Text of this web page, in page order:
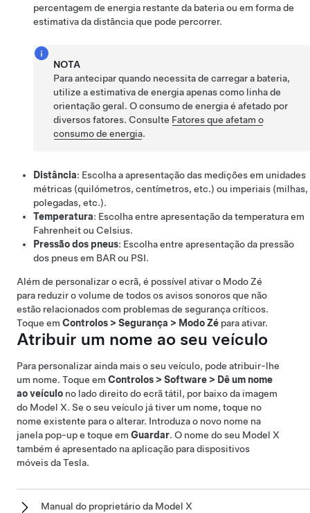
percentagem de energia restante da bateria ou em forma de
estimativa da distância que pode percorrer.
NOTA
Para antecipar quando necessita de carregar a bateria,
utilize a estimativa de energia apenas como linha de
orientação geral. O consumo de energia é afetado por
diversos fatores. Consulte Fatores que afetam o
consumo de energia.
Distância: Escolha a apresentação das medições em unidades
métricas (quilómetros, centímetros, etc.) ou imperiais (milhas,
polegadas, etc.).
Temperatura: Escolha entre apresentação da temperatura em
Fahrenheit ou Celsius.
Pressão dos pneus: Escolha entre apresentação da pressão
dos pneus em BAR ou PSI.
Além de personalizar o ecrã, é possível ativar o Modo Zé
para reduzir o volume de todos os avisos sonoros que não
estão relacionados com problemas de segurança críticos.
Toque em Controlos > Segurança > Modo Zé para ativar.
Atribuir um nome ao seu veículo
Para personalizar ainda mais o seu veículo, pode atribuir-lhe
um nome. Toque em Controlos > Software > Dê um nome
ao veículo no lado direito do ecrã tátil, por baixo da imagem
do Model X. Se o seu veículo já tiver um nome, toque no
nome existente para o alterar. Introduza o novo nome na
janela pop-up e toque em Guardar. O nome do seu Model X
também é apresentado na aplicação para dispositivos
móveis da Tesla.
Manual do proprietário da Model X